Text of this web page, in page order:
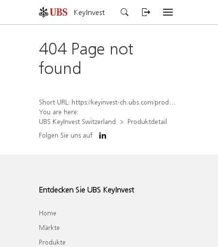
KeyInvest
404 Page not
found
Short URL: https://keyinvest-ch.ubs.com/produkt/detail/index/isin/CH1567405720
You are here:
UBS KeyInvest Switzerland
Produktdetail
Folgen Sie uns auf
Entdecken Sie UBS KeyInvest
Home
Märkte
Produkte